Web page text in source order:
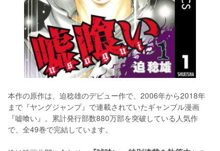
本作の原作は、迫稔雄のデビュー作で、2006年から2018年
まで『ヤングジャンプ』で連載されていたギャンブル漫画
『嘘喰い』。累計発行部数880万部を突破している人気作
で、全49巻で完結しています。